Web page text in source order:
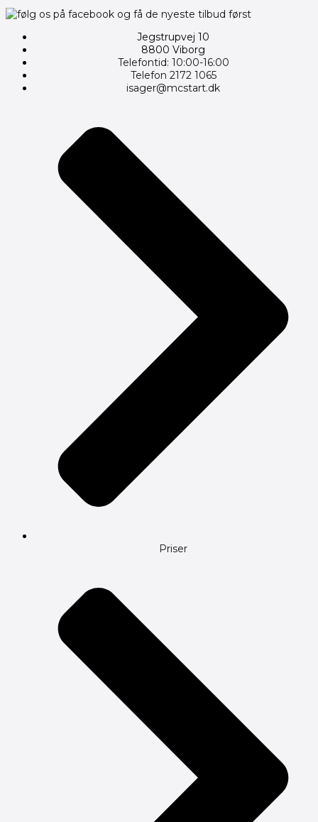
Jegstrupvej 10
8800 Viborg
Telefontid: 10:00-16:00
Telefon 2172 1065
isager@mcstart.dk
Priser